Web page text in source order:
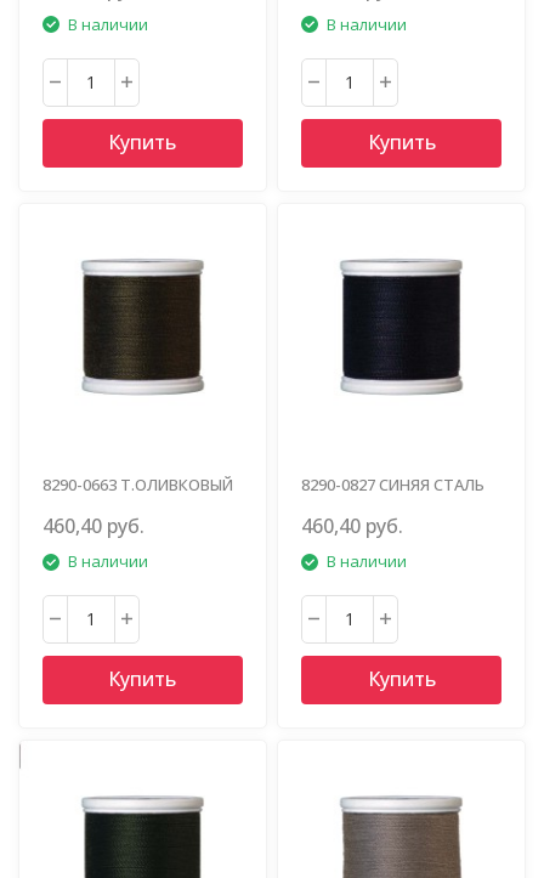
В наличии
Купить
В наличии
Купить
8290-0663 Т.ОЛИВКОВЫЙ
460,40 руб.
В наличии
Купить
8290-0827 СИНЯЯ СТАЛЬ
460,40 руб.
В наличии
Купить